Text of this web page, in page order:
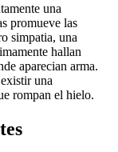
una
promueve las
simpatia, una
hallan
aparecian arma.
una
rompan el hielo.